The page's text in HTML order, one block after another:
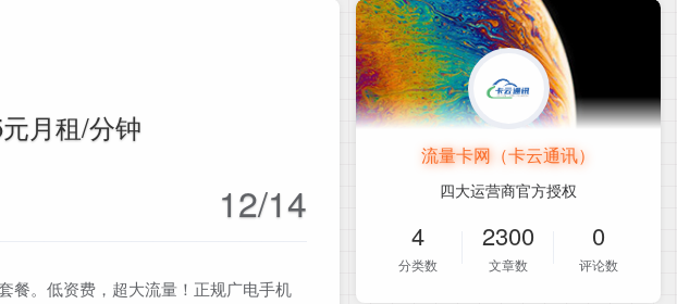
月租/分钟
12/14
餐。低资费，超大流量！正规广电手机
流量卡网（卡云通讯）
四大运营商官方授权
4
分类数
2300
文章数
0
评论数